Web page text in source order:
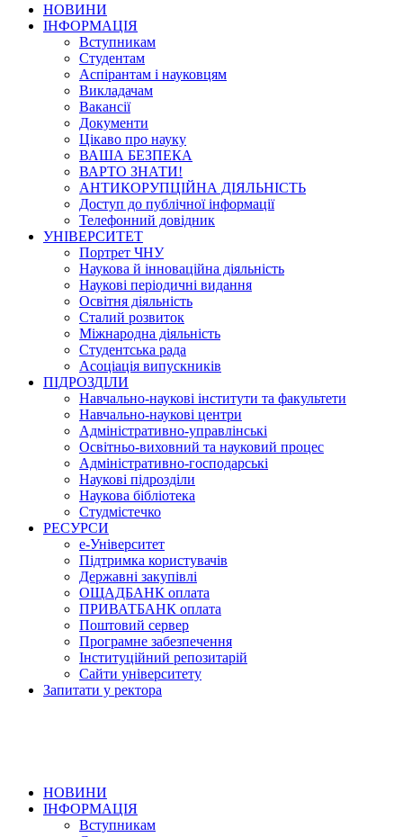
НОВИНИ
ІНФОРМАЦІЯ
Вступникам
Студентам
Аспірантам і науковцям
Викладачам
Вакансії
Документи
Цікаво про науку
ВАША БЕЗПЕКА
ВАРТО ЗНАТИ!
АНТИКОРУПЦІЙНА ДІЯЛЬНІСТЬ
Доступ до публічної інформації
Телефонний довідник
УНІВЕРСИТЕТ
Портрет ЧНУ
Наукова й інноваційна діяльність
Наукові періодичні видання
Освітня діяльність
Сталий розвиток
Міжнародна діяльність
Студентська рада
Асоціація випускників
ПІДРОЗДІЛИ
Навчально-наукові інститути та факультети
Навчально-наукові центри
Адміністративно-управлінські
Освітньо-виховний та науковий процес
Адміністративно-господарські
Наукові підрозділи
Наукова бібліотека
Студмістечко
РЕСУРСИ
е-Університет
Підтримка користувачів
Державні закупівлі
ОЩАДБАНК оплата
ПРИВАТБАНК оплата
Поштовий сервер
Програмне забезпечення
Інституційний репозитарій
Сайти університету
Запитати у ректора
НОВИНИ
ІНФОРМАЦІЯ
Вступникам